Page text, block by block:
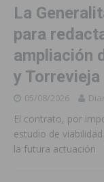
La
para
ampliación
y Torrevieja
05/08/2026
El contrato, por
estudio de
la futura actuación